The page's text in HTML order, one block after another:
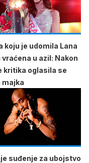
koju je udomila Lana
vraćena u azil: Nakon
kritika oglasila se
majka
suđenje za ubojstvo